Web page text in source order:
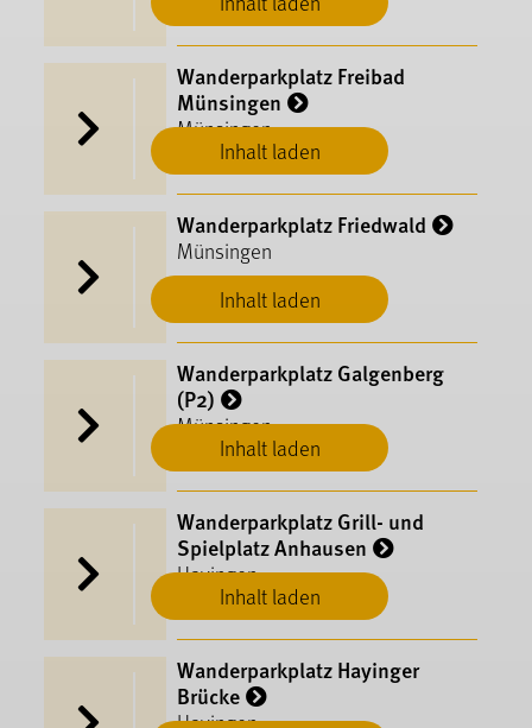
Inhalt laden
Wanderparkplatz Freibad
Münsingen
Münsingen
Inhalt laden
Wanderparkplatz Friedwald
Münsingen
Inhalt laden
Wanderparkplatz Galgenberg
(P2)
Münsingen
Inhalt laden
Wanderparkplatz Grill- und
Spielplatz Anhausen
Hayingen
Wanderparkplatz Hayinger
Brücke
Hayingen